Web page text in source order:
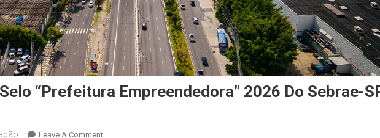
“Prefeitura Empreendedora” 2026 Do Sebrae-
Leave A CommentOn